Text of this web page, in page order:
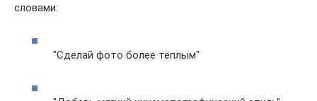
словами:
"Сделай фото более тёплым"